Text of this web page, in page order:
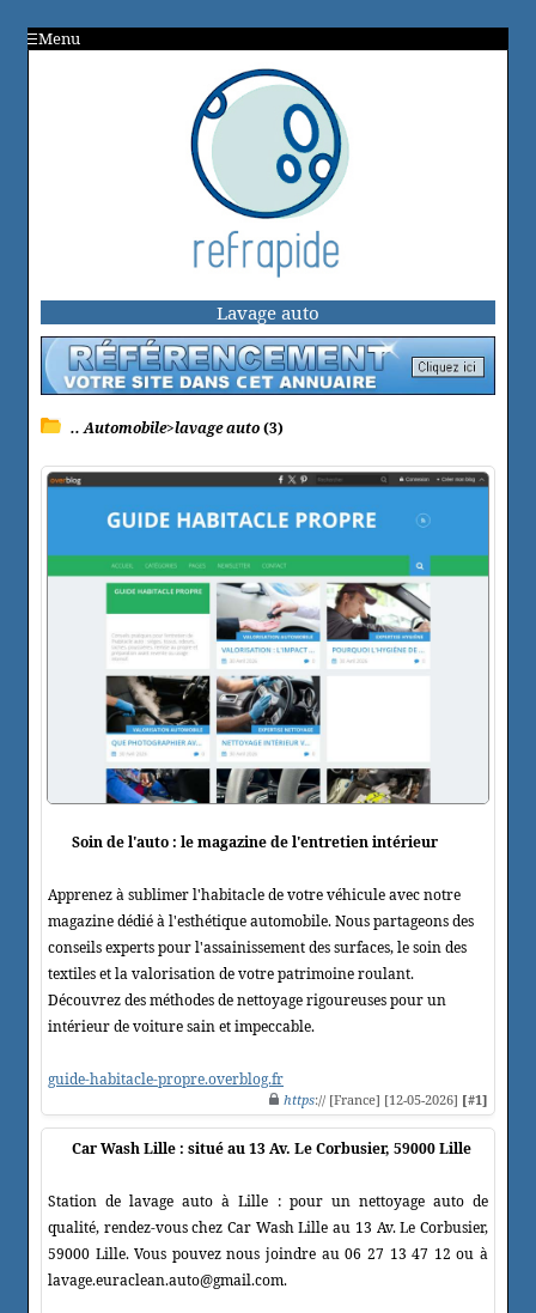
Menu
Lavage auto
.. Automobile>lavage auto(3)
Soin de l'auto : le magazine de l'entretien intérieur
Apprenez à sublimer l'habitacle de votre véhicule avec notre
magazine dédié à l'esthétique automobile. Nous partageons des
conseils experts pour l'assainissement des surfaces, le soin des
textiles et la valorisation de votre patrimoine roulant.
Découvrez des méthodes de nettoyage rigoureuses pour un
intérieur de voiture sain et impeccable.
guide-habitacle-propre.overblog.fr
https:// [France] [12-05-2026] [#1]
Car Wash Lille : situé au 13 Av. Le Corbusier, 59000 Lille
Station de lavage auto à Lille : pour un nettoyage auto de
qualité, rendez-vous chez Car Wash Lille au 13 Av. Le Corbusier,
59000 Lille. Vous pouvez nous joindre au 06 27 13 47 12 ou à
lavage.euraclean.auto@gmail.com.